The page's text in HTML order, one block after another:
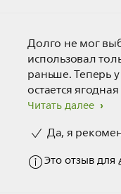
Долго не мог
использовал
раньше. Теперь
остается
соковыжималка
мою просто под
приезжала
посуду).
Читать далее
Да, я
Это отзыв для